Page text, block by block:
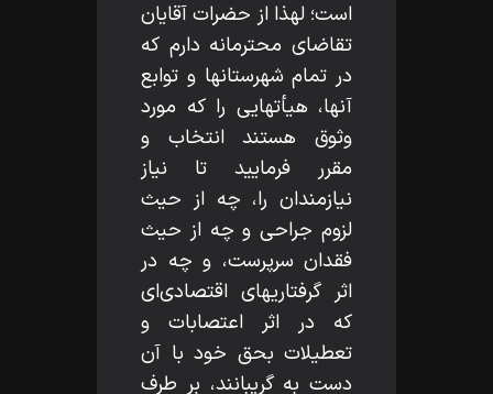
است؛ لهذا از حضرات آقايان
تقاضاى محترمانه دارم كه
در تمام شهرستانها و توابع
آنها، هيأتهايى را كه مورد
وثوق هستند انتخاب و
مقرر فرماييد تا نياز
نيازمندان را، چه از حيث
لزوم جراحى و چه از حيث
فقدان سرپرست، و چه در
اثر گرفتاريهاى اقتصادى‌اى
كه در اثر اعتصابات و
تعطيلات بحق خود با آن
دست به گريبانند، بر طرف